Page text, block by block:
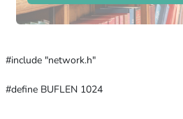
#include "network.h"
#define BUFLEN 1024